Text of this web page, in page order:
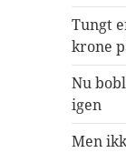
Tungt
krone
Nu
igen
Men